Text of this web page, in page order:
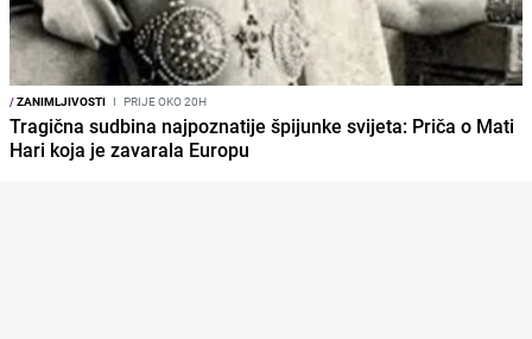
/ZANIMLJIVOSTI I PRIJE OKO 20H
Tragična sudbina najpoznatije špijunke svijeta: Priča o Mati
Hari koja je zavarala Europu